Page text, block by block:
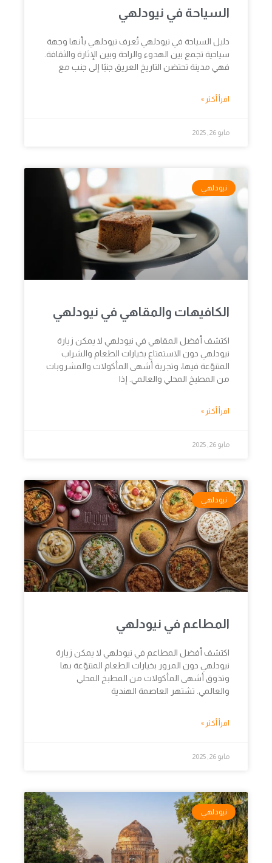
السياحة في نيودلهي
دليل السياحة في نيودلهي تُعرف نيودلهي بأنها وجهة
سياحية تجمع بين الهدوء والراحة وبين الإثارة والثقافة.
فهي مدينة تحتضن التاريخ العريق جنبًا إلى جنب مع
اقرأ أكثر »
مايو 26, 2025
نيودلهي
الكافيهات والمقاهي في نيودلهي
اكتشف أفضل المقاهي في نيودلهي لا يمكن زيارة
نيودلهي دون الاستمتاع بخيارات الطعام والشراب
المتنوّعة فيها، وتجربة أشهى المأكولات والمشروبات
من المطبخ المحلي والعالمي. إذا
اقرأ أكثر »
مايو 26, 2025
نيودلهي
المطاعم في نيودلهي
اكتشف أفضل المطاعم في نيودلهي لا يمكن زيارة
نيودلهي دون المرور بخيارات الطعام المتنوّعة بها
وتذوق أشهى المأكولات من المطبخ المحلي
والعالمي. تشتهر العاصمة الهندية
اقرأ أكثر »
مايو 26, 2025
نيودلهي